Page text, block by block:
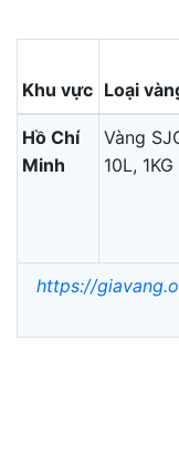
Khu vực Loại
Hồ Chí
Minh
Vàng
10L, 1KG
https://